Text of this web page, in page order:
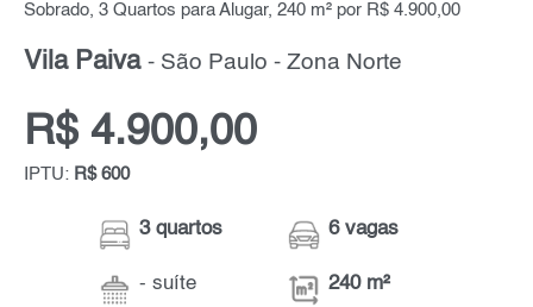
Sobrado, 3 Quartos para Alugar, 240 m² por R$ 4.900,00
Vila Paiva - São Paulo - Zona Norte
R$ 4.900,00
IPTU: R$ 600
3 quartos
- suíte
6 vagas
240 m²